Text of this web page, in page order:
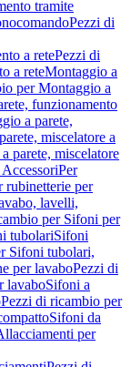
tramite
Pezzi di
a retePezzi di
a reteMontaggio a
per Montaggio a
funzionamento
a parete,
miscelatore a
parete, miscelatore
Per
rubinetterie per
lavelli,
per Sifoni per
tubolariSifoni
Sifoni tubolari,
per lavaboPezzi di
lavaboSifoni a
Pezzi di ricambio per
Sifoni da
per